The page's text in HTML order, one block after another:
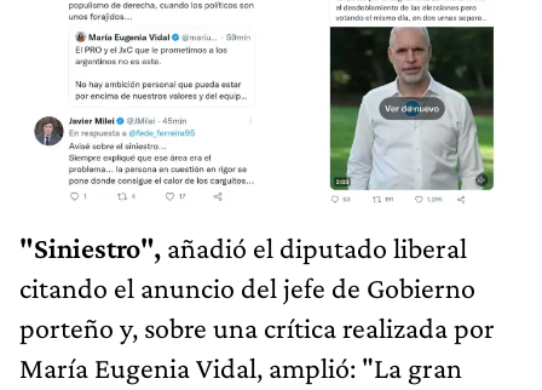
"Siniestro", añadió el diputado liberal
citando el anuncio del jefe de Gobierno
porteño y, sobre una crítica realizada por
María Eugenia Vidal, amplió: "La gran